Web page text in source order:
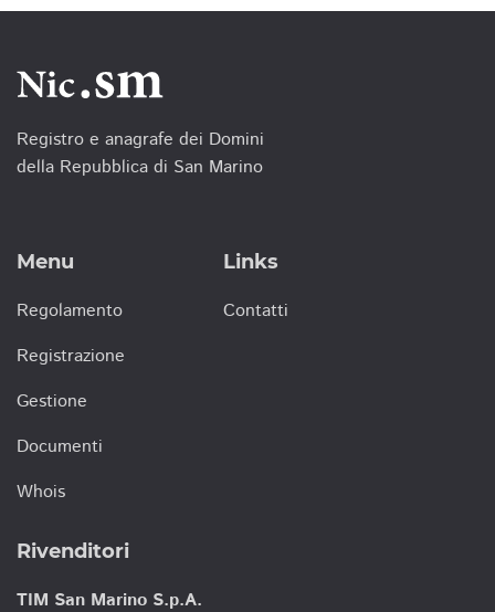
Registro e anagrafe dei Domini
della Repubblica di San Marino
Menu
Regolamento
Registrazione
Gestione
Documenti
Whois
Links
Contatti
Rivenditori
TIM San Marino S.p.A.